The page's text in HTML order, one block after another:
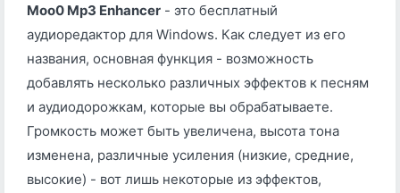
Moo0 Mp3 Enhancer - это бесплатный
аудиоредактор для Windows. Как следует из его
названия, основная функция - возможность
добавлять несколько различных эффектов к песням
и аудиодорожкам, которые вы обрабатываете.
Громкость может быть увеличена, высота тона
изменена, различные усиления (низкие, средние,
высокие) - вот лишь некоторые из эффектов,